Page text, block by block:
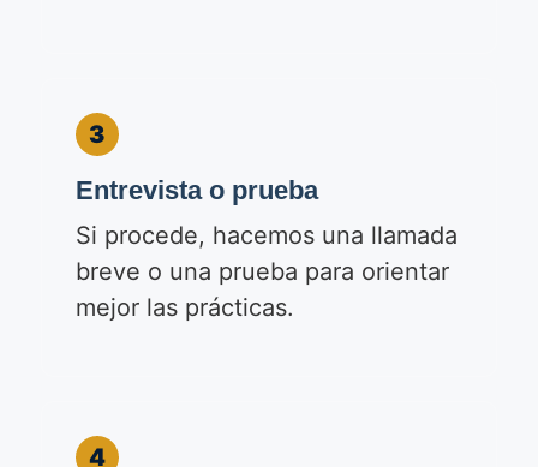
3
Entrevista o prueba
Si procede, hacemos una llamada
breve o una prueba para orientar
mejor las prácticas.
4